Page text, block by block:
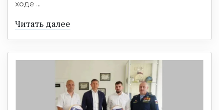
ходе ...
Читать далее